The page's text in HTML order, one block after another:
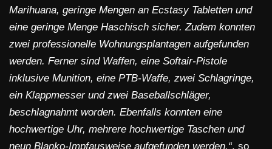
Marihuana, geringe Mengen an Ecstasy Tabletten und
eine geringe Menge Haschisch sicher. Zudem konnten
zwei professionelle Wohnungsplantagen aufgefunden
werden. Ferner sind Waffen, eine Softair-Pistole
inklusive Munition, eine PTB-Waffe, zwei Schlagringe,
ein Klappmesser und zwei Baseballschläger,
beschlagnahmt worden. Ebenfalls konnten eine
hochwertige Uhr, mehrere hochwertige Taschen und
neun Blanko-Impfausweise aufgefunden werden.“, so